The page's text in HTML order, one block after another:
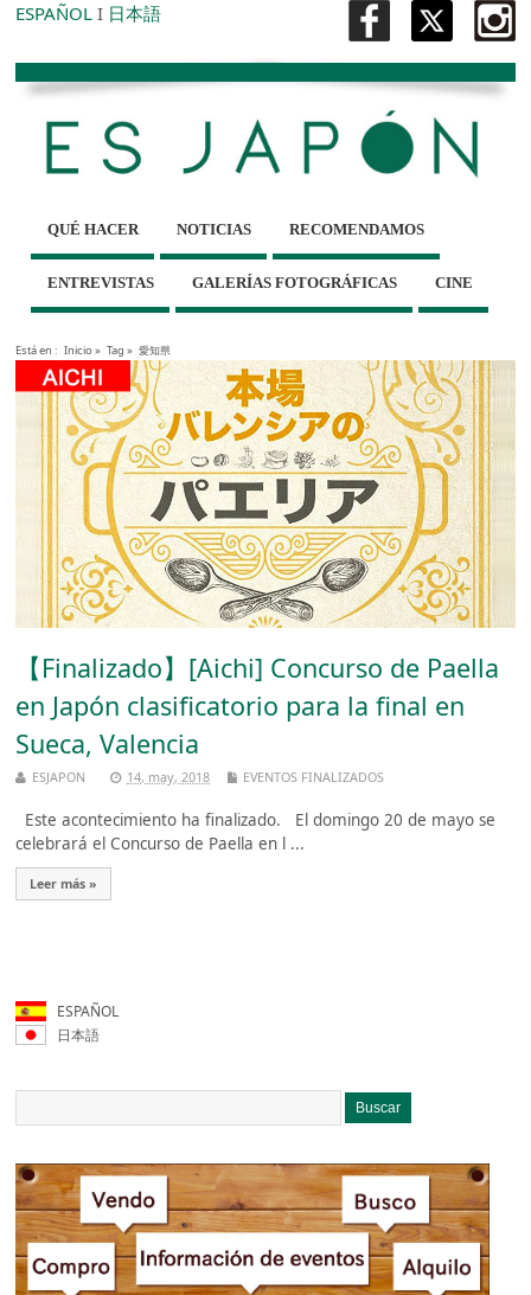
ESPAÑOL I 日本語
QUÉ HACER NOTICIAS RECOMENDAMOS
ENTREVISTAS GALERÍAS FOTOGRÁFICAS CINE
Está en : Inicio» Tag » 愛知県
【Finalizado】[Aichi] Concurso de Paella
en Japón clasificatorio para la final en
Sueca, Valencia
ESJAPON 14, may, 2018 EVENTOS FINALIZADOS
Este acontecimiento ha finalizado. El domingo 20 de mayo se
celebrará el Concurso de Paella en l ...
Leer más »
ESPAÑOL
日本語